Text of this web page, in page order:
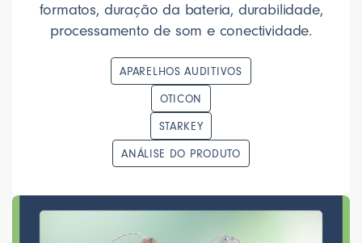
formatos, duração da bateria, durabilidade,
processamento de som e conectividade.
APARELHOS AUDITIVOS
OTICON
STARKEY
ANÁLISE DO PRODUTO